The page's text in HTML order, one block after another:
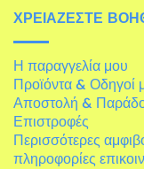
ΧΡΕΙΆΖΕΣΤΕ
Η παραγγελία μου
Προϊόντα & Οδηγοί
Αποστολή &
Επιστροφές
Περισσότερες
πληροφορίες